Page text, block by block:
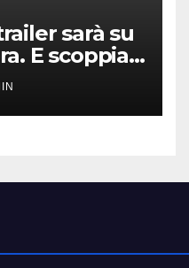
sarà su
E scoppia